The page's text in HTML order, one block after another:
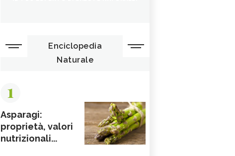
Enciclopedia
Naturale
1
Asparagi:
proprietà, valori
nutrizionali...